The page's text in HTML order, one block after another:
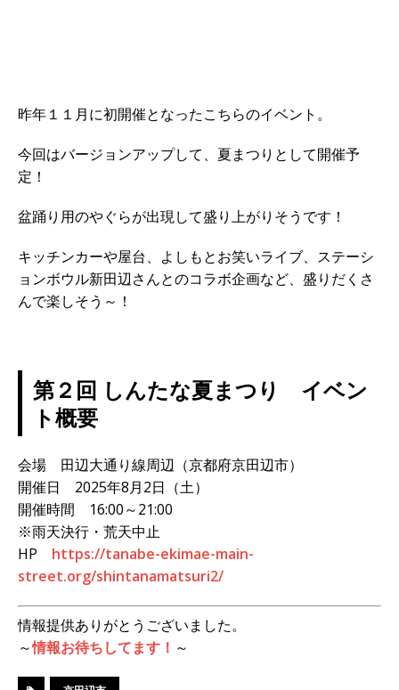
昨年１１月に初開催となったこちらのイベント。
今回はバージョンアップして、夏まつりとして開催予
定！
盆踊り用のやぐらが出現して盛り上がりそうです！
キッチンカーや屋台、よしもとお笑いライブ、ステーシ
ョンボウル新田辺さんとのコラボ企画など、盛りだくさ
んで楽しそう～！
第２回 しんたな夏まつり イベン
ト概要
会場 田辺大通り線周辺（京都府京田辺市）
開催日 2025年8月2日（土）
開催時間 16:00～21:00
※雨天決行・荒天中止
HP https://tanabe-ekimae-main-
street.org/shintanamatsuri2/
情報提供ありがとうございました。
～情報お待ちしてます！ ～